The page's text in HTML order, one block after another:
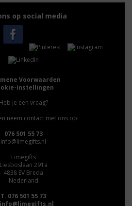
op social media
Voorwaarden
instellingen
Heb je een vraag?
neem contact met ons op:
076 501 55 73
info@limegifts.nl
Limegifts
Liesboslaan 291a
4838 EV Breda
Nederland
T. 076 501 55 73
info@limegifts.nl